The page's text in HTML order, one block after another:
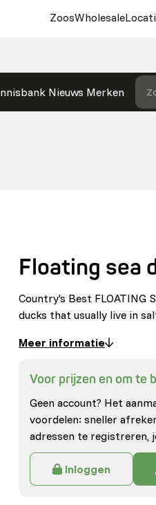
ZoosWholesale
Nieuws Merken
Floating sea
Country's Best FLOATING
ducks that usually live in
Meer informatie
Voor prijzen en om te
Geen account? Het
voordelen: sneller
adressen te registreren,
Inloggen